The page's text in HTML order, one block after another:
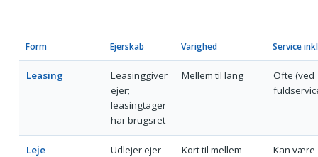
Form Ejerskab Varighed Service
Leasing
Leasinggiver
ejer;
leasingtager
har brugsret
Mellem til lang
Ofte (ved
Leje Udlejer ejer Kort til mellem
Kan være